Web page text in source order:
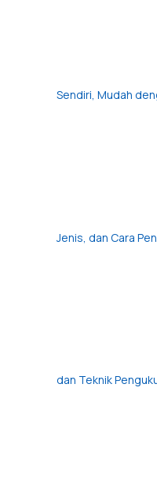
Sendiri, Mudah
Jenis, dan Cara
dan Teknik